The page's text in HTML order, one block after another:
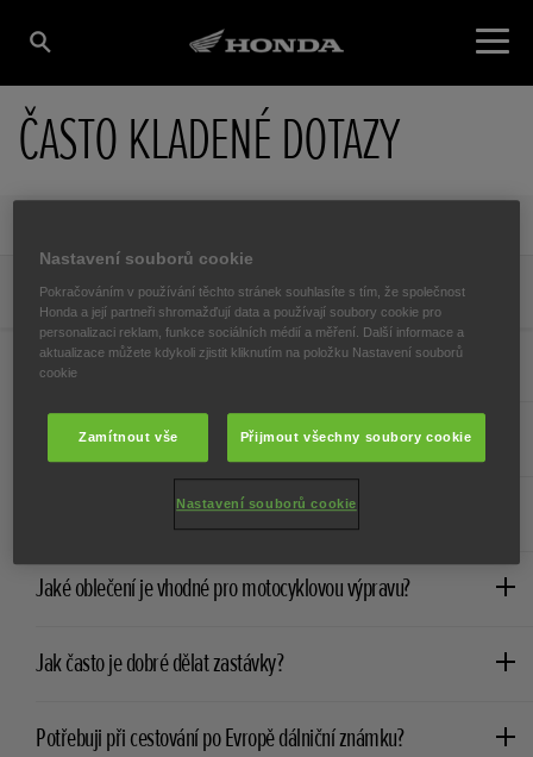
ČASTO KLADENÉ DOTAZY
Evropský blog o motocyklech – často kladené dotazy
Jak naplánovat cestu na motocyklu po Evropě?
Je jízda na motocyklu po Evropě bezpečnější?
Jak se sbalit na turistickou výpravu na motocyklu?
Jaké oblečení je vhodné pro motocyklovou výpravu?
Jak často je dobré dělat zastávky?
Potřebuji při cestování po Evropě dálniční známku?
Nastavení souborů cookie
Pokračováním v používání těchto stránek souhlasíte s tím, že společnost
Honda a její partneři shromažďují data a používají soubory cookie pro
personalizaci reklam, funkce sociálních médií a měření. Další informace a
aktualizace můžete kdykoli zjistit kliknutím na položku Nastavení souborů
cookie
Zamítnout vše Přijmout všechny soubory cookie
Nastavení souborů cookie